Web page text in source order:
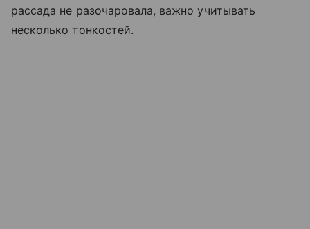
рассада не разочаровала, важно учитывать
несколько тонкостей.